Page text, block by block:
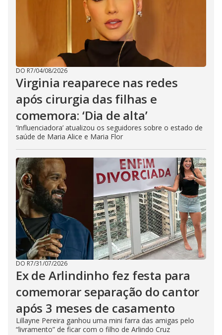
DO R7/04/08/2026
Virginia reaparece nas redes
após cirurgia das filhas e
comemora: ‘Dia de alta’
‘Influenciadora’ atualizou os seguidores sobre o estado de
saúde de Maria Alice e Maria Flor
DO R7/31/07/2026
Ex de Arlindinho fez festa para
comemorar separação do cantor
após 3 meses de casamento
Lillayne Pereira ganhou uma mini farra das amigas pelo
“livramento” de ficar com o filho de Arlindo Cruz